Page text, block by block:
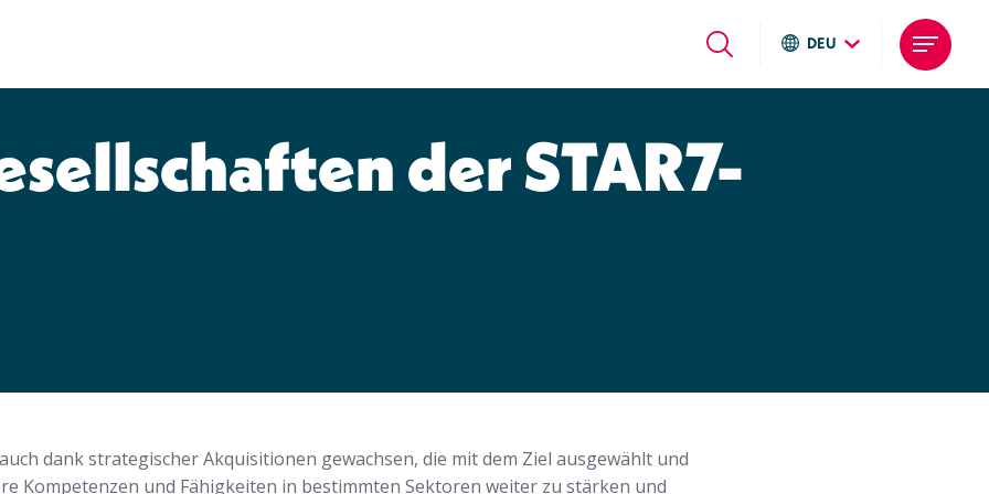
DEU
der STAR7-
dank strategischer Akquisitionen gewachsen, die mit dem Ziel ausgewählt und
Kompetenzen und Fähigkeiten in bestimmten Sektoren weiter zu stärken und